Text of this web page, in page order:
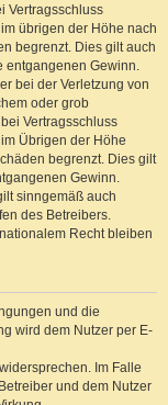
Vertragsschluss
übrigen der Höhe nach
begrenzt. Dies gilt auch
entgangenen Gewinn.
bei der Verletzung von
oder grob
Vertragsschluss
Übrigen der Höhe
begrenzt. Dies gilt
Gewinn.
sinngemäß auch
des Betreibers.
Recht bleiben
und die
wird dem Nutzer per E-
Im Falle
und dem Nutzer